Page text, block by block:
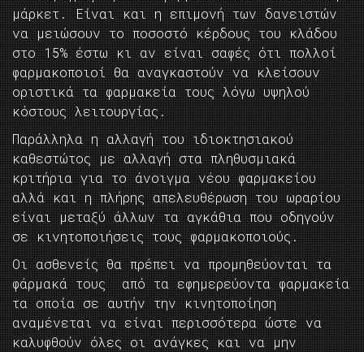
μάρκετ. Είναι και η επιμονή των δανειστών
να μειώσουν το ποσοστό κέρδους του κλάδου
στο 15% έστω κι αν είναι σαφές ότι πολλοί
φαρμακοποιοί θα αναγκαστούν να κλείσουν
οριστικά τα φαρμακεία τους λόγω υψηλού
κόστους λειτουργίας.
Παράλληλα η αλλαγή του ιδιοκτησιακού
καθεστώτος με αλλαγή στα πληθυσμιακά
κριτήρια για το άνοιγμα νέου φαρμακείου
αλλά και η πλήρης απελευθέρωση του ωραρίου
είναι μεταξύ άλλων τα αγκάθια που οδηγούν
σε κινητοποιήσεις τους φαρμακοποιούς.
Οι ασθενείς θα πρέπει να προμηθεύονται τα
φάρμακά τους από τα εφημερεύοντα φαρμακεία
τα οποία σε αυτήν την κινητοποίηση
αναμένεται να είναι περισσότερα ώστε να
καλυφθούν όλες οι ανάγκες και να μην